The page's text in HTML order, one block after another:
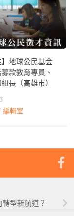
】地球公民基金
款教育專員、
長（高雄市）
編輯室
型新航道？